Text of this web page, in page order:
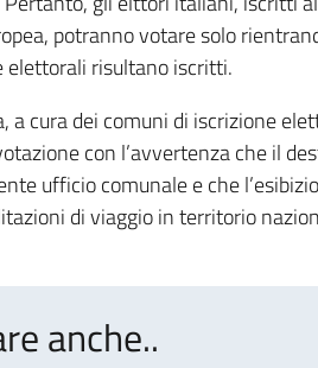
potranno votare solo
elettorali risultano iscritti.
cura dei comuni di iscrizione
con l’avvertenza che il
ufficio comunale e che
di viaggio in territorio
anche..